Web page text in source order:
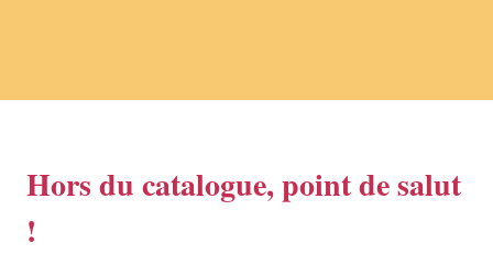
Hors du catalogue, point de salut
!